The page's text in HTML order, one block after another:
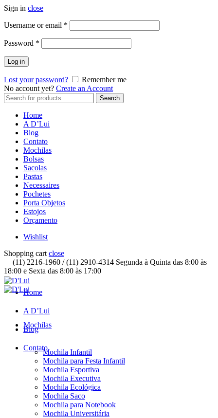
Sign in close
Username or email *
Password *
Log in
Lost your password?
Remember me
No account yet? Create an Account
Search
for:
Search
Home
A D’Lui
Blog
Contato
Mochilas
Bolsas
Sacolas
Pastas
Necessaires
Pochetes
Porta Objetos
Estojos
Orçamento
Wishlist
Shopping cart close
(11) 2216-1960 / (11) 2910-4314 Segunda à Quinta das 8:00 às
18:00 e Sexta das 8:00 às 17:00
Home
A D’Lui
Blog
Contato
Mochilas
Mochila Infantil
Mochila para Festa Infantil
Mochila Esportiva
Mochila Executiva
Mochila Ecológica
Mochila Saco
Mochila para Notebook
Mochila Universitária